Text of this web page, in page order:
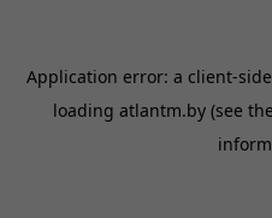
Application error: a client-
loading atlantm.by (see the